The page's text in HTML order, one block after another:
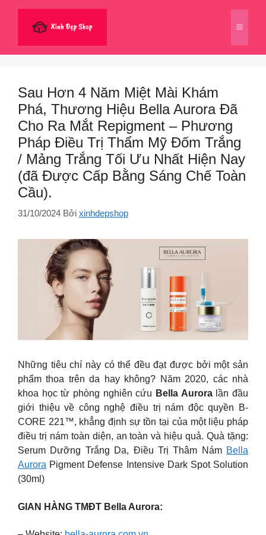
dung
Menu
Sau Hơn 4 Năm Miệt Mài Khám
Phá, Thương Hiệu Bella Aurora Đã
Cho Ra Mắt Repigment – Phương
Pháp Điều Trị Thẩm Mỹ Đốm Trắng
/ Mảng Trắng Tối Ưu Nhất Hiện Nay
(đã Được Cấp Bằng Sáng Chế Toàn
Cầu).
31/10/2024 Bởi xinhdepshop
Những tiêu chí này có thể đều đạt được bởi một sản
phẩm thoa trên da hay không? Năm 2020, các nhà
khoa học từ phòng nghiên cứu Bella Auroralần đầu
giới thiệu về công nghệ điều trị nám độc quyền B-
CORE 221™, khẳng định sự tồn tại của một liệu pháp
điều trị nám toàn diện, an toàn và hiệu quả. Quà tặng:
Serum Dưỡng Trắng Da, Điều Trị Thâm Nám Bella
Aurora Pigment Defense Intensive Dark Spot Solution
(30ml)
GIAN HÀNG TMĐT Bella Aurora: